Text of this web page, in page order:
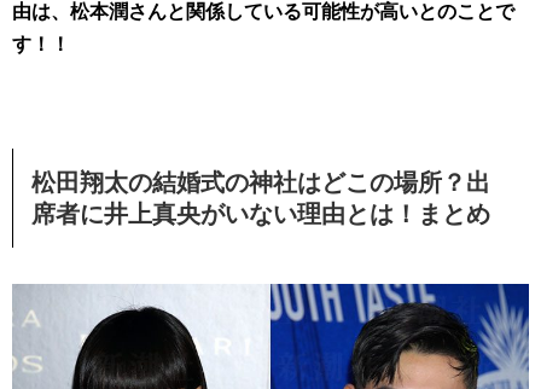
由は、松本潤さんと関係している可能性が高いとのことで
す！！
松田翔太の結婚式の神社はどこの場所？出
席者に井上真央がいない理由とは！まとめ